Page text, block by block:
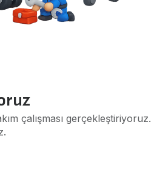
çalışması gerçekleştiriyoruz.